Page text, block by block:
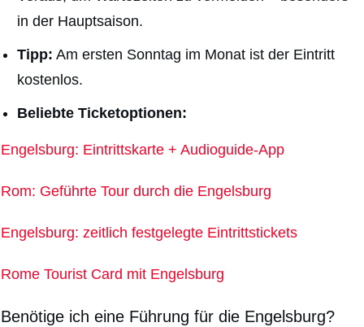
in der Hauptsaison.
Tipp: Am ersten Sonntag im Monat ist der Eintritt
kostenlos.
Beliebte Ticketoptionen:
Engelsburg: Eintrittskarte + Audioguide-App
Rom: Geführte Tour durch die Engelsburg
Engelsburg: zeitlich festgelegte Eintrittstickets
Rome Tourist Card mit Engelsburg
Benötige ich eine Führung für die Engelsburg?